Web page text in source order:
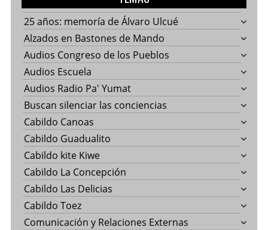
25 años: memoría de Álvaro Ulcué
Alzados en Bastones de Mando
Audios Congreso de los Pueblos
Audios Escuela
Audios Radio Pa' Yumat
Buscan silenciar las conciencias
Cabildo Canoas
Cabildo Guadualito
Cabildo kite Kiwe
Cabildo La Concepción
Cabildo Las Delicias
Cabildo Toez
Comunicación y Relaciones Externas